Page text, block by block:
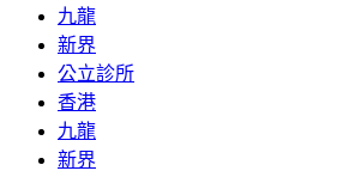
九龍
新界
公立診所
香港
九龍
新界